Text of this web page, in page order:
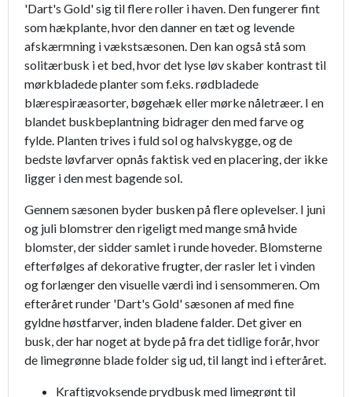
'Dart's Gold' sig til flere roller i haven. Den fungerer fint
som hækplante, hvor den danner en tæt og levende
afskærmning i vækstsæsonen. Den kan også stå som
solitærbusk i et bed, hvor det lyse løv skaber kontrast til
mørkbladede planter som f.eks. rødbladede
blærespiræasorter, bøgehæk eller mørke nåletræer. I en
blandet buskbeplantning bidrager den med farve og
fylde. Planten trives i fuld sol og halvskygge, og de
bedste løvfarver opnås faktisk ved en placering, der ikke
ligger i den mest bagende sol.
Gennem sæsonen byder busken på flere oplevelser. I juni
og juli blomstrer den rigeligt med mange små hvide
blomster, der sidder samlet i runde hoveder. Blomsterne
efterfølges af dekorative frugter, der rasler let i vinden
og forlænger den visuelle værdi ind i sensommeren. Om
efteråret runder 'Dart's Gold' sæsonen af med fine
gyldne høstfarver, inden bladene falder. Det giver en
busk, der har noget at byde på fra det tidlige forår, hvor
de limegrønne blade folder sig ud, til langt ind i efteråret.
Kraftigvoksende prydbusk med limegrønt til